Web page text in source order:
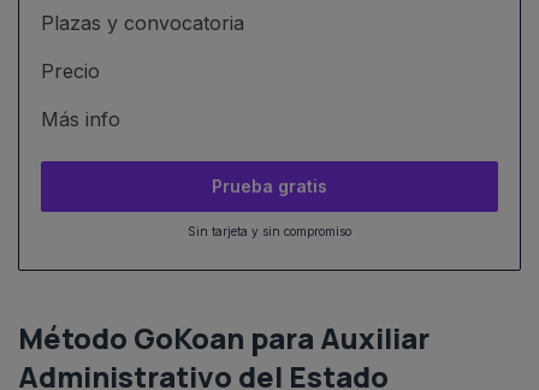
Plazas y convocatoria
Precio
Más info
Prueba gratis
Sin tarjeta y sin compromiso
Método GoKoan para Auxiliar
Administrativo del Estado